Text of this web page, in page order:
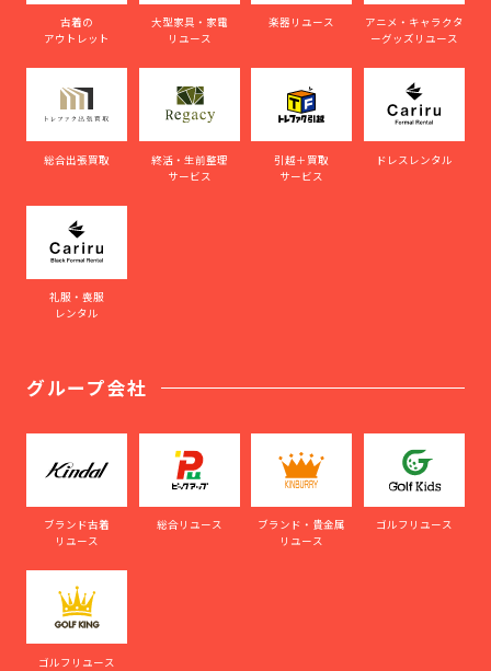
古着の
アウトレット
大型家具・家電
リユース
楽器リユース
アニメ・キャラクタ
ーグッズリユース
総合出張買取
終活・生前整理
サービス
引越＋買取
サービス
ドレスレンタル
礼服・喪服
レンタル
グループ会社
ブランド古着
リユース
総合リユース
ブランド・貴金属
リユース
ゴルフリユース
ゴルフリユース